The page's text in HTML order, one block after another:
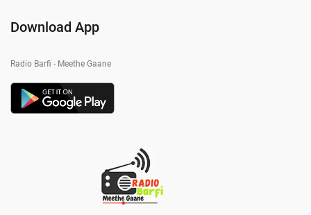
Download App
Radio Barfi - Meethe Gaane